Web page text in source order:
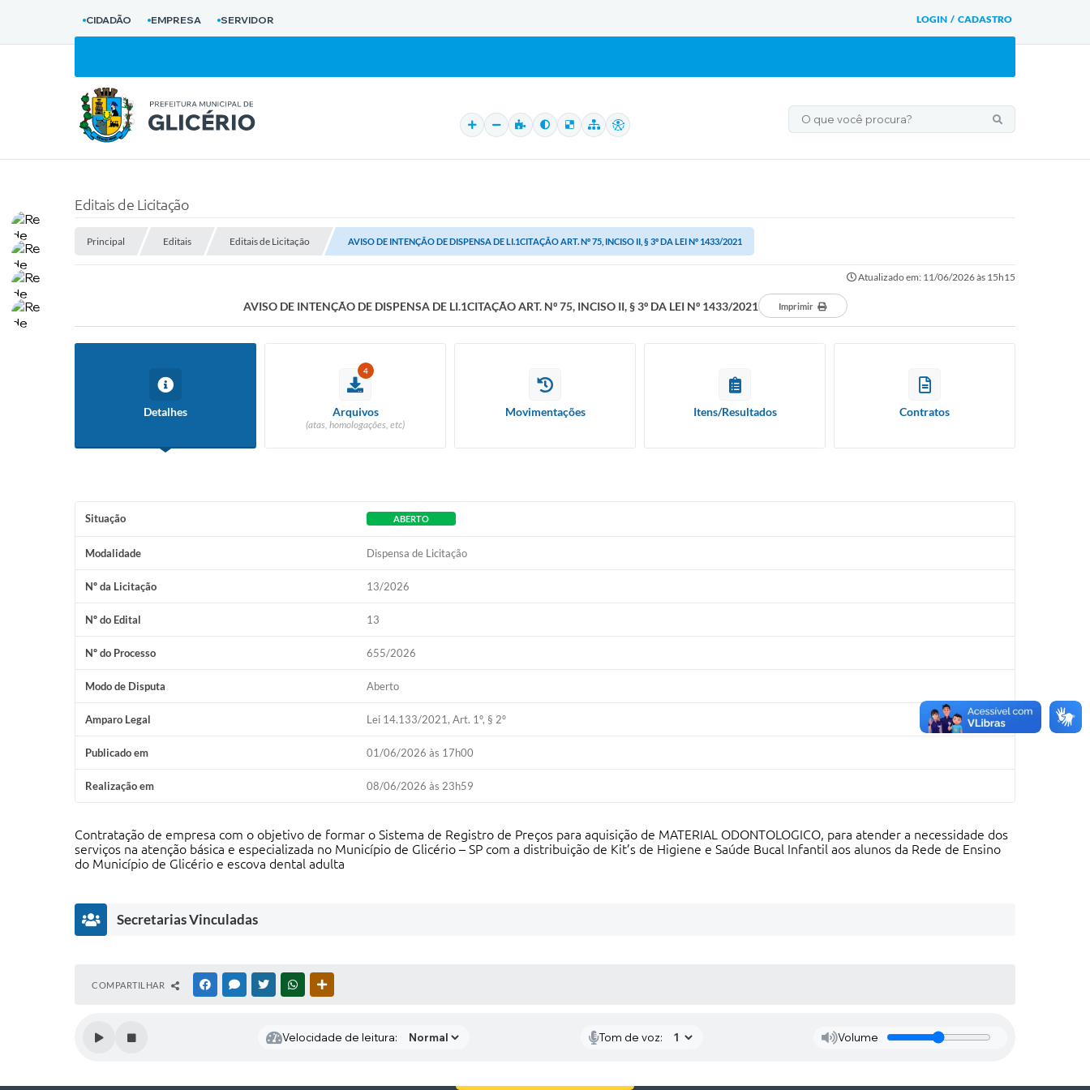
LOGIN / CADASTRO
CIDADÃO EMPRESA SERVIDOR
Editais de Licitação
Principal Editais Editais de Licitação AVISO DE INTENÇÃO DE DISPENSA DE LI.1CITAÇÃO ART. Nº 75, INCISO II, § 3º DA LEI Nº 1433/2021
Atualizado em: 11/06/2026 às 15h15
AVISO DE INTENÇÃO DE DISPENSA DE LI.1CITAÇÃO ART. Nº 75, INCISO II, § 3º DA LEI Nº 1433/2021 Imprimir
Detalhes
4
Arquivos
(atas, homologações, etc)
Movimentações Itens/Resultados Contratos
Situação ABERTO
Modalidade Dispensa de Licitação
Nº da Licitação 13/2026
Nº do Edital 13
Nº do Processo 655/2026
Modo de Disputa Aberto
Amparo Legal Lei 14.133/2021, Art. 1º, § 2º
Publicado em 01/06/2026 às 17h00
Realização em 08/06/2026 às 23h59
Contratação de empresa com o objetivo de formar o Sistema de Registro de Preços para aquisição de MATERIAL ODONTOLOGICO, para atender a necessidade dos
serviços na atenção básica e especializada no Município de Glicério – SP com a distribuição de Kit’s de Higiene e Saúde Bucal Infantil aos alunos da Rede de Ensino
do Município de Glicério e escova dental adulta
Secretarias Vinculadas
A
a
COMPARTILHAR FACEBOOKMESSENGER
TWITTERWHATSAPP
Velocidade de leitura: Tom de voz: Volume